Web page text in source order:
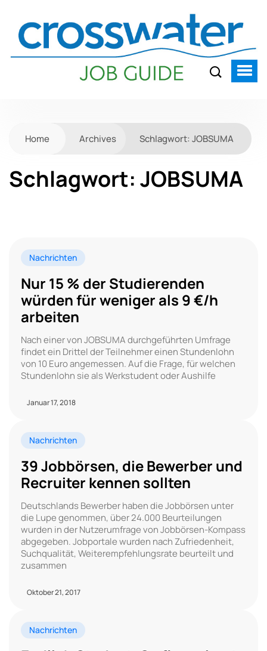
Home Archives Schlagwort: JOBSUMA
Schlagwort: JOBSUMA
Nachrichten
Nur 15 % der Studierenden
würden für weniger als 9 €/h
arbeiten
Nach einer von JOBSUMA durchgeführten Umfrage
findet ein Drittel der Teilnehmer einen Stundenlohn
von 10 Euro angemessen. Auf die Frage, für welchen
Stundenlohn sie als Werkstudent oder Aushilfe
Januar 17, 2018
Nachrichten
39 Jobbörsen, die Bewerber und
Recruiter kennen sollten
Deutschlands Bewerber haben die Jobbörsen unter
die Lupe genommen, über 24.000 Beurteilungen
wurden in der Nutzerumfrage von Jobbörsen-Kompass
abgegeben. Jobportale wurden nach Zufriedenheit,
Suchqualität, Weiterempfehlungsrate beurteilt und
zusammen
Oktober 21, 2017
Nachrichten